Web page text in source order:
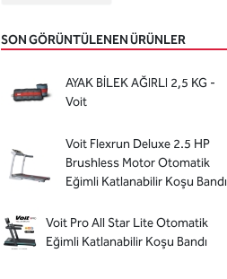
SON GÖRÜNTÜLENEN ÜRÜNLER
AYAK BİLEK AĞIRLI 2,5 KG -
Voit
Voit Flexrun Deluxe 2.5 HP
Brushless Motor Otomatik
Eğimli Katlanabilir Koşu Bandı
Voit Pro All Star Lite Otomatik
Eğimli Katlanabilir Koşu Bandı